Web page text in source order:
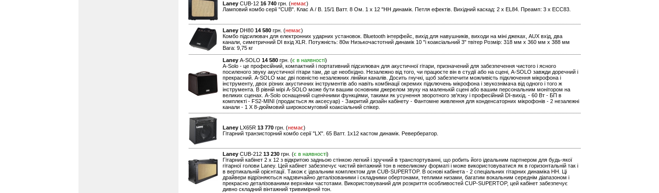
Laney CUB-12 16 740 грн. (немає)
Ламповий комбо серії "CUB". Клас А / В. 15/1 Ватт. 8 Ом. 1 x 12 "HH динамік. Петля ефектів. Вихідний каскад: 2 x EL84. Преамп: 3 x ECC83.
Laney DH80 14 580 грн. (немає)
Комбо підсилювач для електронних ударних установок. Bluetooth інтерфейс, вихід для навушників, виходи на міні джеках, AUX вхід, два
канали, симетричний DI вхід XLR. Потужність: 80w Низькочастотний динамік 10 "і коаксіальний 3" твітер Розмір: 318 мм x 360 мм x 388 мм
Вага: 9,75 кг
Laney A-SOLO 14 580 грн. (є в наявності)
A-Solo - це професійний, компактний і портативний підсилювач для акустичної гітари, призначений для забезпечення чистого і ясного
посиленого звуку акустичної гітари там, де це необхідно. Незалежно від того, чи працюєте він в студії або на сцені, A-SOLO завжди доречний і
прекрасний. A-SOLO має дві повністю незалежних лінійки каналів. Досить гнучкі, щоб забезпечити можливість підключення мікрофона і
інструменту, двох різних акустичних інструментів або навіть комбінації окремих підключень мікрофона і звукознімача від одного і того ж
інструмента. В рівній мірі A-SOLO може бути вашим основним джерелом звуку на маленькій сцені або вашим персональним монітором на
великих сценах. A-Solo оснащений сценічними функціями, такими як усунення зворотного зв'язку і професійний DI-вихід. - 60 Вт - БП в
комплекті - FS2-MINI (продається як аксесуар) - Закритий дизайн кабінету - Фантомне живлення для конденсаторних мікрофонів - 2 незалежні
канали - 1 X 8-дюймовий широкосмуговий коаксіальний спікер.
Laney LX65R 13 770 грн. (немає)
Гітарний транзисторний комбо серії "LХ". 65 Ватт. 1х12 кастом динамік. Ревербератор.
Laney CUB-212 13 230 грн. (є в наявності)
Гітарний кабінет 2 x 12 з відкритою задньою стінкою легкий і зручний в транспортуванні, що робить його ідеальним партнером для будь-якої
гітарної голови Laney. Цей кабінет забезпечує чистий вінтажний тон в невеликому форматі і може використовуватися як в горизонтальній так і
в вертикальній орієнтації. Також є ідеальним комплектом для CUB-SUPERTOP. В основі кабінета - 2 спеціальних гітарних динаміка HH. Ці
драйвери відрізняються надзвичайно деталізованими і складними обертонами, теплими низами, багатим вокальним середнім діапазоном і
прекрасно деталізованими верхніми частотами. Використовуваний для розкриття особливостей CUP-SUPERTOP, цей кабінет забезпечує
дивно складний вінтажний тривимірний тон.